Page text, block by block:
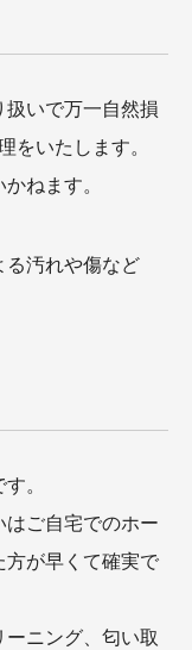
扱いで万一自然損
をいたします。
ねます。
る汚れや傷など
。
ご自宅でのホー
方が早くて確実で
ニング、匂い取